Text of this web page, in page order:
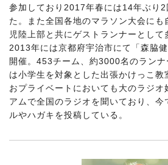
参加しており2017年春には14年ぶり2
た。また全国各地のマラソン大会にも
児陸上部と共にゲストランナーとして
2013年には京都府宇治市にて「森脇
開催。453チーム、約3000名のラン
は小学生を対象とした出張かけっこ教
おプライベートにおいても大のラジオ
アムで全国のラジオを聞いており、今
ルやハガキを投稿している。